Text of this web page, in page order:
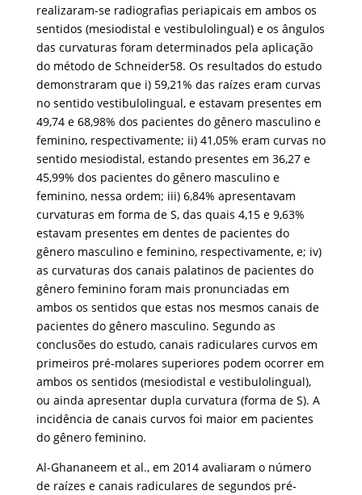
realizaram-se radiografias periapicais em ambos os
sentidos (mesiodistal e vestibulolingual) e os ângulos
das curvaturas foram determinados pela aplicação
do método de Schneider58. Os resultados do estudo
demonstraram que i) 59,21% das raízes eram curvas
no sentido vestibulolingual, e estavam presentes em
49,74 e 68,98% dos pacientes do gênero masculino e
feminino, respectivamente; ii) 41,05% eram curvas no
sentido mesiodistal, estando presentes em 36,27 e
45,99% dos pacientes do gênero masculino e
feminino, nessa ordem; iii) 6,84% apresentavam
curvaturas em forma de S, das quais 4,15 e 9,63%
estavam presentes em dentes de pacientes do
gênero masculino e feminino, respectivamente, e; iv)
as curvaturas dos canais palatinos de pacientes do
gênero feminino foram mais pronunciadas em
ambos os sentidos que estas nos mesmos canais de
pacientes do gênero masculino. Segundo as
conclusões do estudo, canais radiculares curvos em
primeiros pré-molares superiores podem ocorrer em
ambos os sentidos (mesiodistal e vestibulolingual),
ou ainda apresentar dupla curvatura (forma de S). A
incidência de canais curvos foi maior em pacientes
do gênero feminino.
Al-Ghananeem et al., em 2014 avaliaram o número
de raízes e canais radiculares de segundos pré-